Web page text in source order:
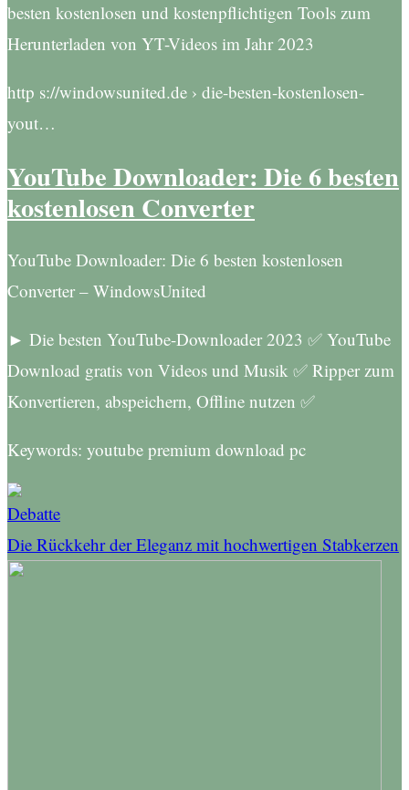
besten kostenlosen und kostenpflichtigen Tools zum
Herunterladen von YT-Videos im Jahr 2023
http s://windowsunited.de › die-besten-kostenlosen-
yout…
YouTube Downloader: Die 6 besten
kostenlosen Converter
YouTube Downloader: Die 6 besten kostenlosen
Converter – WindowsUnited
► Die besten YouTube-Downloader 2023 ✅ YouTube
Download gratis von Videos und Musik ✅ Ripper zum
Konvertieren, abspeichern, Offline nutzen ✅
Keywords: youtube premium download pc
Debatte
Die Rückkehr der Eleganz mit hochwertigen Stabkerzen